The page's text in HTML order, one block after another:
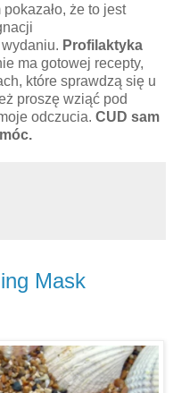
że to jest
Profilaktyka
ma gotowej recepty,
które sprawdzą się u
proszę wziąć pod
odczucia. CUD sam
Mask